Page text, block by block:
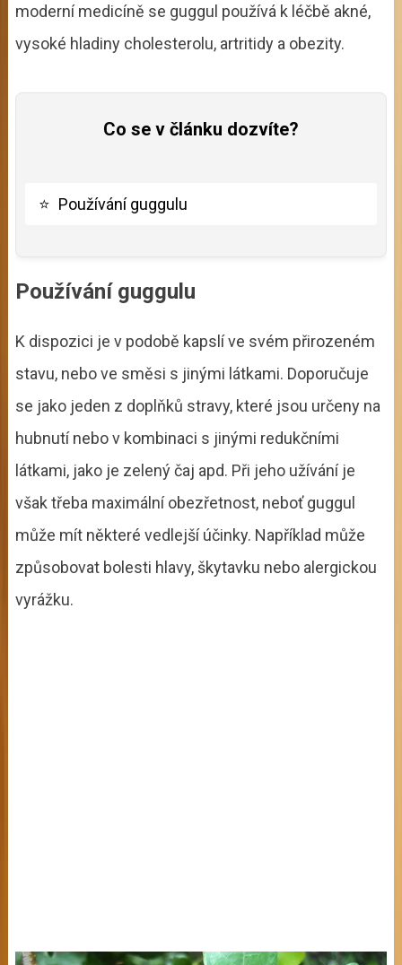
moderní medicíně se guggul používá k léčbě akné,
vysoké hladiny cholesterolu, artritidy a obezity.
Co se v článku dozvíte?
⭐ Používání guggulu
Používání guggulu
K dispozici je v podobě kapslí ve svém přirozeném
stavu, nebo ve směsi s jinými látkami. Doporučuje
se jako jeden z doplňků stravy, které jsou určeny na
hubnutí nebo v kombinaci s jinými redukčními
látkami, jako je zelený čaj apd. Při jeho užívání je
však třeba maximální obezřetnost, neboť guggul
může mít některé vedlejší účinky. Například může
způsobovat bolesti hlavy, škytavku nebo alergickou
vyrážku.